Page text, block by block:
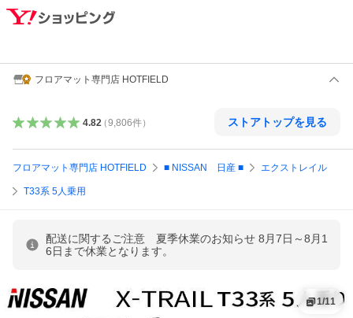
フロアマット専門店 HOTFIELD
4.82（9,806件） ストアトップを見る
フロアマット専門店 HOTFIELD ■ NISSAN 日産 ■ エクストレイル
T33系 5人乗用
配送に関するご注意 夏季休業のお知らせ 8月7日～8月1
6日まで休業となります。
1/11